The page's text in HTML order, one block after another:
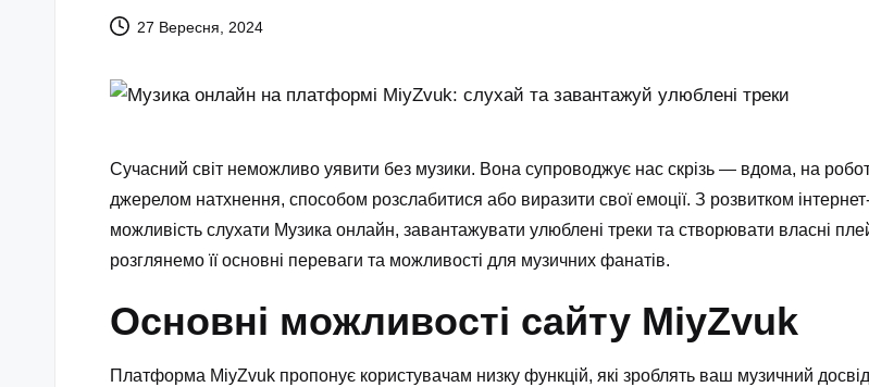
27 Вересня, 2024
Сучасний світ неможливо уявити без музики. Вона супроводжує нас скрізь — вдома, на
джерелом натхнення, способом розслабитися або виразити свої емоції. З розвитком
можливість слухати Музика онлайн, завантажувати улюблені треки та створювати власні
розглянемо її основні переваги та можливості для музичних фанатів.
Основні можливості сайту MiyZvuk
Платформа MiyZvuk пропонує користувачам низку функцій, які зроблять ваш музичний